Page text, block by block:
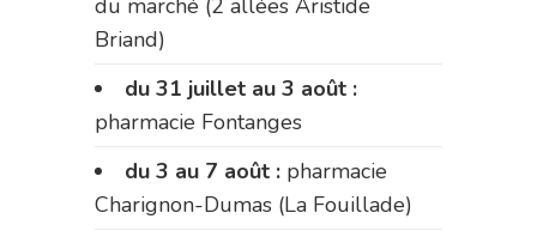
Briand)
du 31 juillet au 3 août :
pharmacie Fontanges
du 3 au 7 août : pharmacie
Charignon-Dumas (La Fouillade)